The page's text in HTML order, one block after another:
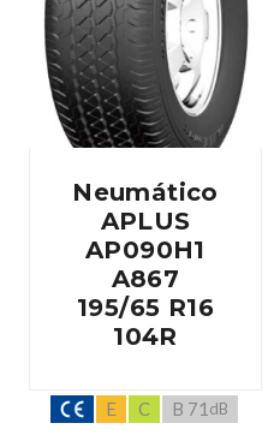
Neumático
APLUS
AP090H1
A867
195/65 R16
104R
E C B 71 dB